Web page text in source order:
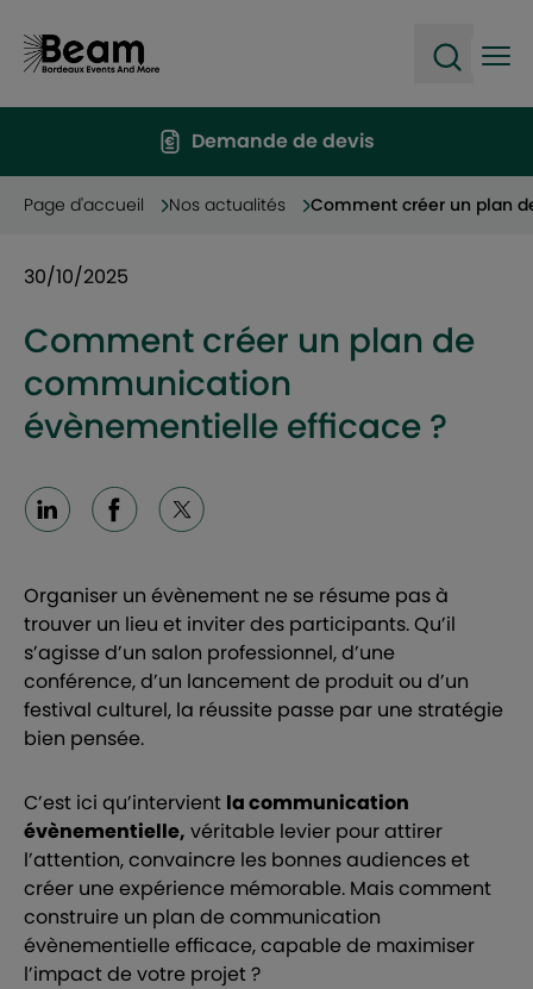
Demande de devis
Page d'accueil Nos actualités Comment créer un plan
30/10/2025
Comment créer un plan de
communication
évènementielle efficace ?
LinkedinFacebook
X
Organiser un évènement ne se résume pas à
trouver un lieu et inviter des participants. Qu’il
s’agisse d’un salon professionnel, d’une
conférence, d’un lancement de produit ou d’un
festival culturel, la réussite passe par une stratégie
bien pensée.
C’est ici qu’intervient la communication
évènementielle, véritable levier pour attirer
l’attention, convaincre les bonnes audiences et
créer une expérience mémorable. Mais comment
construire un plan de communication
évènementielle efficace, capable de maximiser
l’impact de votre projet ?